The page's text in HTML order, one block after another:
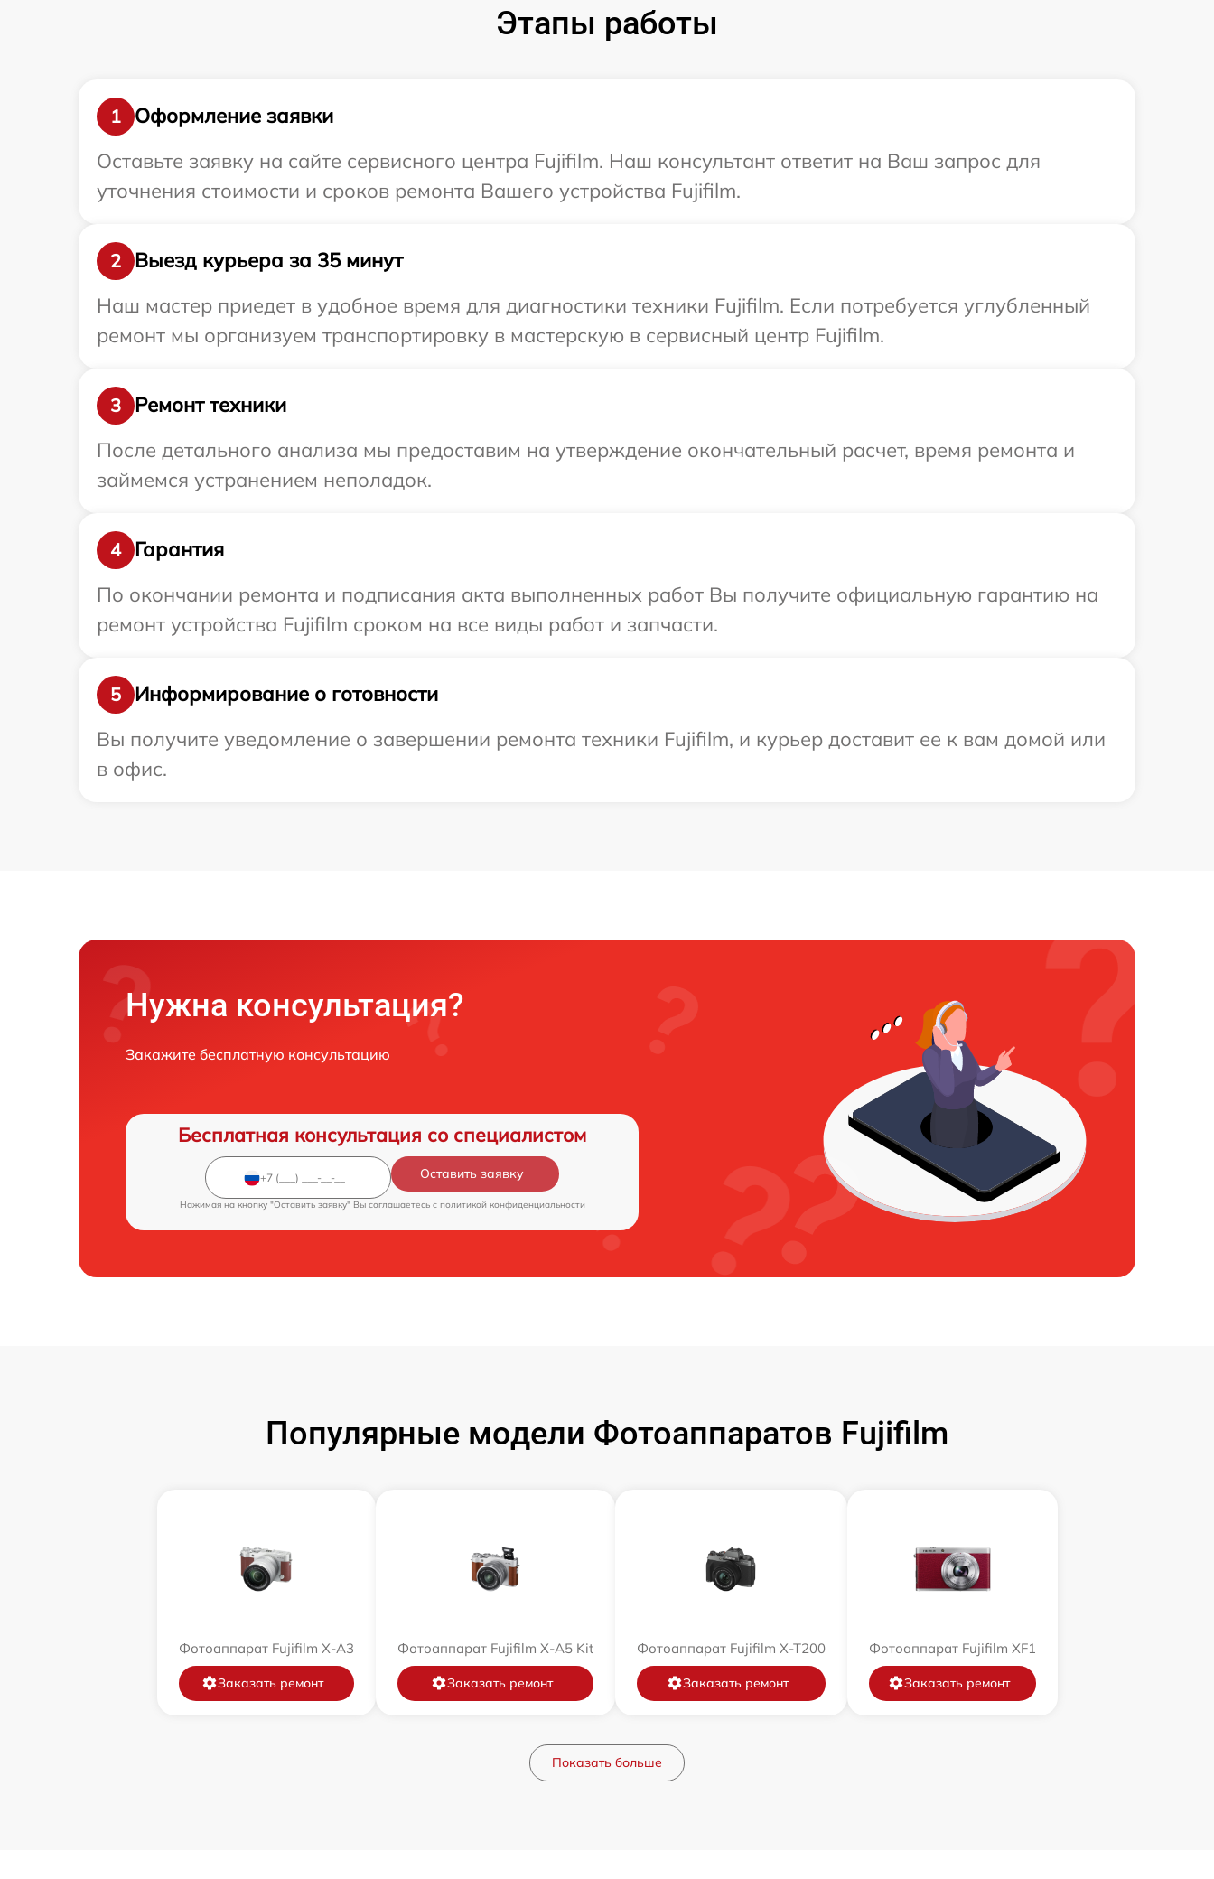
Этапы работы
1
Оформление заявки
Оставьте заявку на сайте сервисного центра Fujifilm. Наш консультант ответит на Ваш запрос для
уточнения стоимости и сроков ремонта Вашего устройства Fujifilm.
2
Выезд курьера за 35 минут
Наш мастер приедет в удобное время для диагностики техники Fujifilm. Если потребуется углубленный
ремонт мы организуем транспортировку в мастерскую в сервисный центр Fujifilm.
3
Ремонт техники
После детального анализа мы предоставим на утверждение окончательный расчет, время ремонта и
займемся устранением неполадок.
4
Гарантия
По окончании ремонта и подписания акта выполненных работ Вы получите официальную гарантию на
ремонт устройства Fujifilm сроком на все виды работ и запчасти.
5
Информирование о готовности
Вы получите уведомление о завершении ремонта техники Fujifilm, и курьер доставит ее к вам домой или
в офис.
Нужна консультация?
Закажите бесплатную консультацию
Бесплатная консультация со специалистом
Оставить заявку
Нажимая на кнопку "Оставить заявку" Вы соглашаетесь c политикой конфиденциальности
Популярные модели Фотоаппаратов Fujifilm
Фотоаппарат Fujifilm X-A3
Заказать ремонт
Фотоаппарат Fujifilm X-A5 Kit
Заказать ремонт
Фотоаппарат Fujifilm X-T200
Заказать ремонт
Фотоаппарат Fujifilm XF1
Заказать ремонт
Показать больше